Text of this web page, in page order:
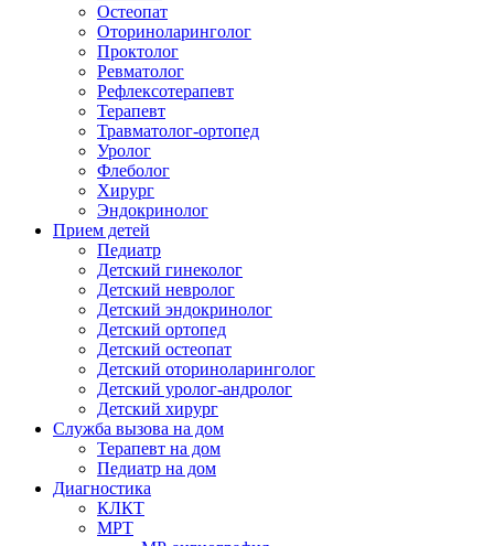
Остеопат
Оториноларинголог
Проктолог
Ревматолог
Рефлексотерапевт
Терапевт
Травматолог-ортопед
Уролог
Флеболог
Хирург
Эндокринолог
Прием детей
Педиатр
Детский гинеколог
Детский невролог
Детский эндокринолог
Детский ортопед
Детский остеопат
Детский оториноларинголог
Детский уролог-андролог
Детский хирург
Служба вызова на дом
Терапевт на дом
Педиатр на дом
Диагностика
КЛКТ
МРТ